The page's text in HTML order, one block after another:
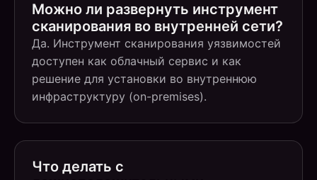
Можно ли развернуть инструмент
сканирования во внутренней сети?
Да. Инструмент сканирования уязвимостей
доступен как облачный сервис и как
решение для установки во внутреннюю
инфраструктуру (on-premises).
Что делать с